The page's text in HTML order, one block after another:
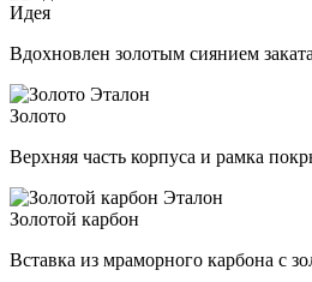
Идея
Вдохновлен золотым сиянием
Золото
Верхняя часть корпуса и рамка
Золотой карбон
Вставка из мраморного карбона с